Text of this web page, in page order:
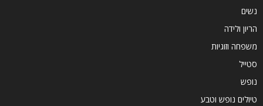
נשים
הריון ולידה
משפחה וזוגיות
סטייל
נופש
טיולים נופש וטבע